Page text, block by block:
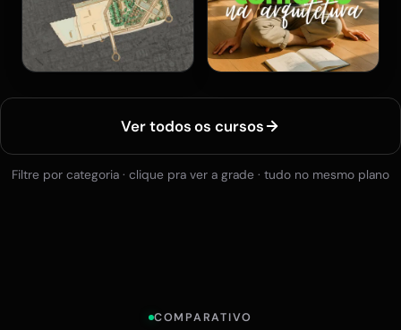
Ver todos os cursos
Filtre por categoria · clique pra ver a grade · tudo no mesmo plano
COMPARATIVO